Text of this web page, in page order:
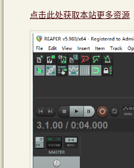
点击此处获取本站更多资源